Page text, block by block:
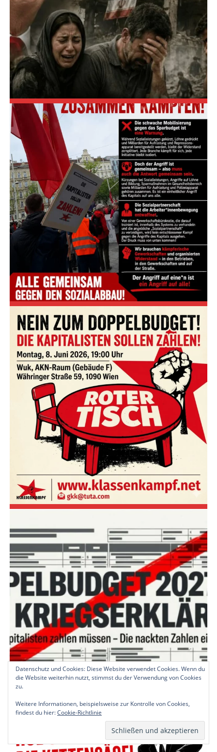
Datenschutz und Cookies: Diese Website verwendet Cookies. Wenn du
die Website weiterhin nutzt, stimmst du der Verwendung von Cookies
zu.
Weitere Informationen, beispielsweise zur Kontrolle von Cookies,
findest du hier:Cookie-Richtlinie